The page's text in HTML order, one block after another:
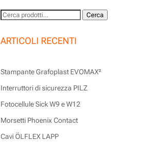
Cerca: Cerca
ARTICOLI RECENTI
Stampante Grafoplast EVOMAX²
Interruttori di sicurezza PILZ
Fotocellule Sick W9 e W12
Morsetti Phoenix Contact
Cavi ÖLFLEX LAPP